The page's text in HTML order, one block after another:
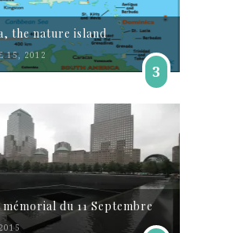
the nature island
15, 2012
3
du 11 Septembre